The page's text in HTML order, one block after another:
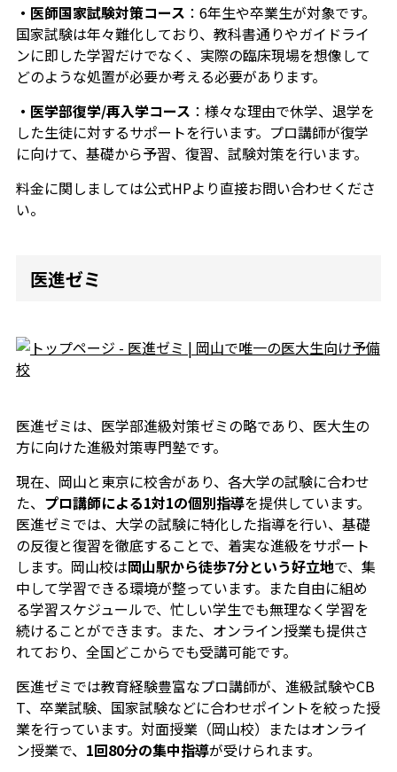
・医師国家試験対策コース ：6年生や卒業生が対象です。
国家試験は年々難化しており、教科書通りやガイドライ
ンに即した学習だけでなく、実際の臨床現場を想像して
どのような処置が必要か考える必要があります。
・医学部復学/再入学コース ：様々な理由で休学、退学を
した生徒に対するサポートを行います。プロ講師が復学
に向けて、基礎から予習、復習、試験対策を行います。
料金に関しましては公式HPより直接お問い合わせくださ
い。
医進ゼミ
医進ゼミは、医学部進級対策ゼミの略であり、医大生の
方に向けた進級対策専門塾です。
現在、岡山と東京に校舎があり、各大学の試験に合わせ
た、 プロ講師による1対1の個別指導を提供しています。
医進ゼミでは、大学の試験に特化した指導を行い、基礎
の反復と復習を徹底することで、着実な進級をサポート
します。岡山校は岡山駅から徒歩7分という好立地で、集
中して学習できる環境が整っています。また自由に組め
る学習スケジュールで、忙しい学生でも無理なく学習を
続けることができます。また、オンライン授業も提供さ
れており、全国どこからでも受講可能です。
医進ゼミでは教育経験豊富なプロ講師が、進級試験やCB
T、卒業試験、国家試験などに合わせポイントを絞った授
業を行っています。対面授業（岡山校）またはオンライ
ン授業で、 1回80分の集中指導が受けられます。